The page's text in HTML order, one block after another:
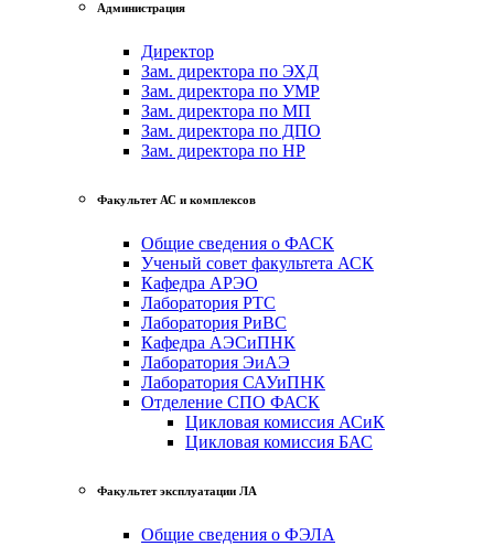
Администрация
Директор
Зам. директора по ЭХД
Зам. директора по УМР
Зам. директора по МП
Зам. директора по ДПО
Зам. директора по НР
Факультет АС и комплексов
Общие сведения о ФАСК
Ученый совет факультета АСК
Кафедра АРЭО
Лаборатория РТС
Лаборатория РиВС
Кафедра АЭСиПНК
Лаборатория ЭиАЭ
Лаборатория САУиПНК
Отделение СПО ФАСК
Цикловая комиссия АСиК
Цикловая комиссия БАС
Факультет эксплуатации ЛА
Общие сведения о ФЭЛА